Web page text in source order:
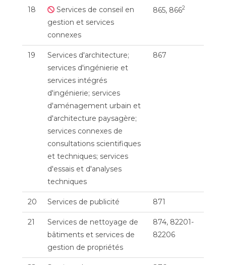
18
Services de conseil en
gestion et services
connexes
865, 8662
19
Services d'architecture;
services d'ingénierie et
services intégrés
d'ingénierie; services
d'aménagement urbain et
d'architecture paysagère;
services connexes de
consultations scientifiques
et techniques; services
d'essais et d'analyses
techniques
867
20 Services de publicité 871
21
Services de nettoyage de
bâtiments et services de
gestion de propriétés
874, 82201-
82206